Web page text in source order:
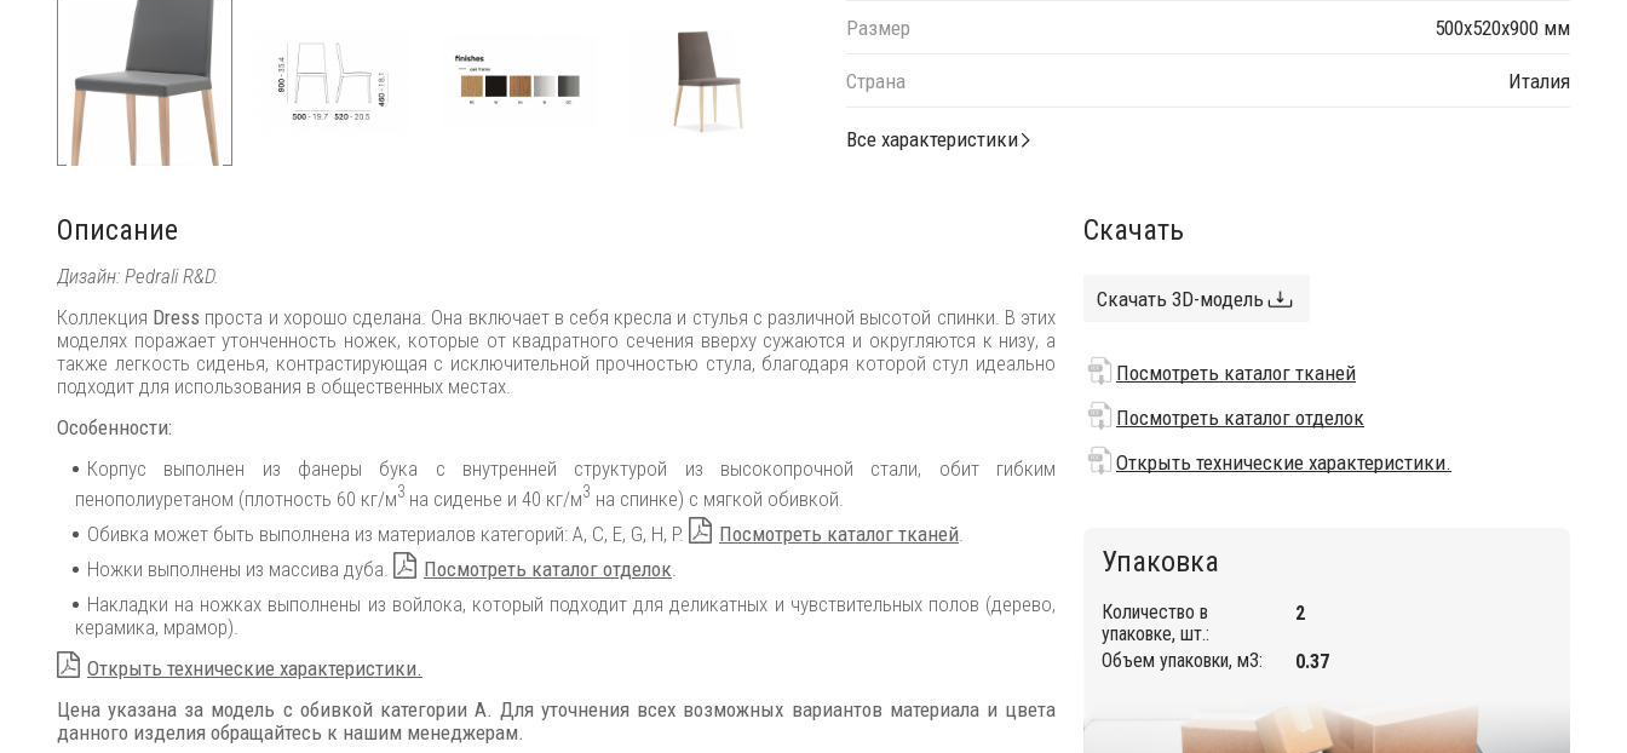
Размер 500х520х900 мм
Страна Италия
Все характеристики
Описание
Дизайн: Pedrali R&D.
Коллекция Dress проста и хорошо сделана. Она включает в себя кресла и стулья с различной высотой спинки. В этих
моделях поражает утонченность ножек, которые от квадратного сечения вверху сужаются и округляются к низу, а
также легкость сиденья, контрастирующая с исключительной прочностью стула, благодаря которой стул идеально
подходит для использования в общественных местах.
Особенности:
Корпус выполнен из фанеры бука с внутренней структурой из высокопрочной стали, обит гибким
пенополиуретаном (плотность 60 кг/м3 на сиденье и 40 кг/м3 на спинке) с мягкой обивкой.
Обивка может быть выполнена из материалов категорий: A, C, E, G, H, P.
Посмотреть каталог тканей
Ножки выполнены из массива дуба.
Посмотреть каталог отделок
Накладки на ножках выполнены из войлока, который подходит для деликатных и чувствительных полов (дерево,
керамика, мрамор).
Открыть технические характеристики.
Цена указана за модель с обивкой категории А. Для уточнения всех возможных вариантов материала и цвета
данного изделия обращайтесь к нашим менеджерам.
Скачать
Скачать 3D-модель
Посмотреть каталог тканей
Посмотреть каталог отделок
Открыть технические характеристики.
Упаковка
Количество в
упаковке, шт.:
2
Объем упаковки, м3: 0.37